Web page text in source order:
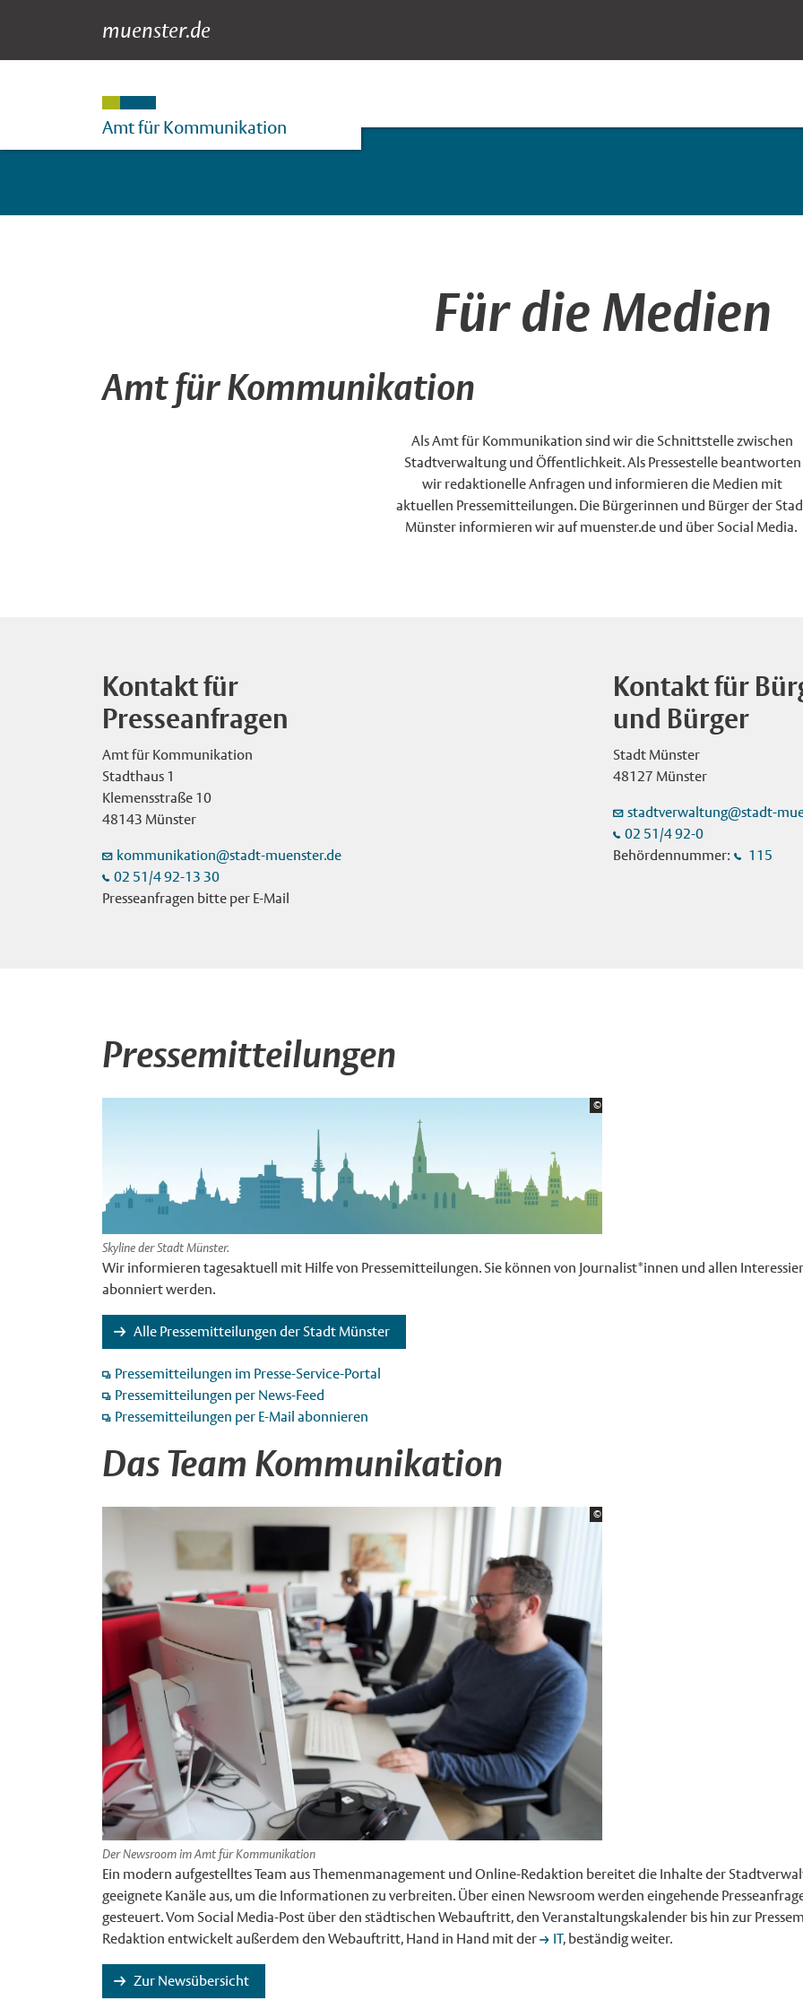
Für die Medien
muenster.de
Amt für Kommunikation
Für die Medien
Amt für Kommunikation
Als Amt für Kommunikation sind wir die Schnittstelle zwischen
Stadtverwaltung und Öffentlichkeit. Als Pressestelle beantworten
wir redaktionelle Anfragen und informieren die Medien mit
aktuellen Pressemitteilungen. Die Bürgerinnen und Bürger der
Münster informieren wir auf muenster.de und über Social Media.
Kontakt für
Presseanfragen
Amt für Kommunikation
Stadthaus 1
Klemensstraße 10
48143 Münster
kommunikation@stadt-muenster.de
02 51/4 92-13 30
Presseanfragen bitte per E-Mail
Kontakt für
und Bürger
Stadt Münster
48127 Münster
stadtverwaltung@stadt-
02 51/4 92-0
Behördennummer:
115
Pressemitteilungen
©
Skyline der Stadt Münster.
Wir informieren tagesaktuell mit Hilfe von Pressemitteilungen. Sie können von Journalist*innen und allen
abonniert werden.
Alle Pressemitteilungen der Stadt Münster
Pressemitteilungen im Presse-Service-Portal
Pressemitteilungen per News-Feed
Pressemitteilungen per E-Mail abonnieren
Das Team Kommunikation
©
Der Newsroom im Amt für Kommunikation
Ein modern aufgestelltes Team aus Themenmanagement und Online-Redaktion bereitet die Inhalte der
geeignete Kanäle aus, um die Informationen zu verbreiten. Über einen Newsroom werden eingehende
gesteuert. Vom Social Media-Post über den städtischen Webauftritt, den Veranstaltungskalender bis hin zur
Redaktion entwickelt außerdem den Webauftritt, Hand in Hand mit der
IT, beständig weiter.
Zur Newsübersicht